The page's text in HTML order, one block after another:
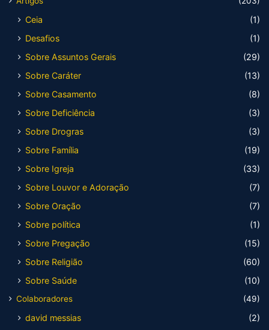
Ceia
(1)
Desafios
(1)
Sobre Assuntos Gerais
(29)
Sobre Caráter
(13)
Sobre Casamento
(8)
Sobre Deficiência
(3)
Sobre Drogras
(3)
Sobre Família
(19)
Sobre Igreja
(33)
Sobre Louvor e Adoração
(7)
Sobre Oração
(7)
Sobre política
(1)
Sobre Pregação
(15)
Sobre Religião
(60)
Sobre Saúde
(10)
Colaboradores (49)
david messias
(2)